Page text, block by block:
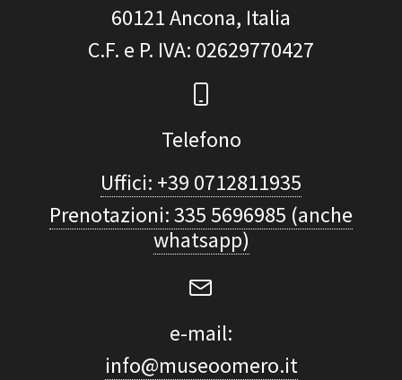
60121Ancona, Italia
C.F. e P. IVA: 02629770427
Telefono
Uffici: +39 0712811935
Prenotazioni: 335 5696985 (anche
whatsapp)
e-mail:
info@museoomero.it